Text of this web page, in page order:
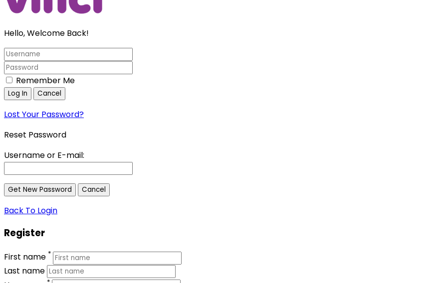
Hello, Welcome Back!
Remember Me
Lost Your Password?
Reset Password
Username or E-mail:
Back To Login
Register
First name *
Last name